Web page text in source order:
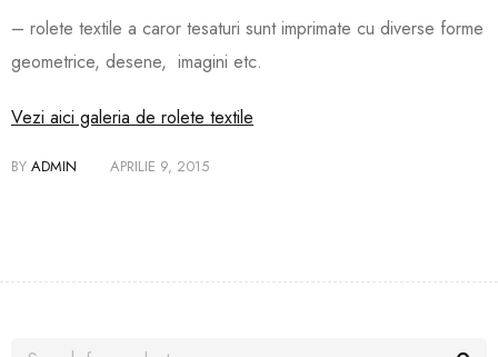
– rolete textile a caror tesaturi sunt imprimate cu diverse forme
geometrice, desene, imagini etc.
Vezi aici galeria de rolete textile
BY ADMIN APRILIE 9, 2015